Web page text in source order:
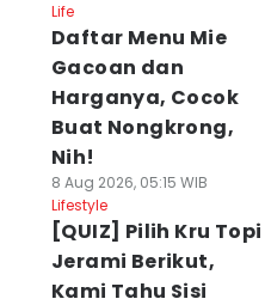
Life
Daftar Menu Mie
Gacoan dan
Harganya, Cocok
Buat Nongkrong,
Nih!
8 Aug 2026, 05:15 WIB
Lifestyle
[QUIZ] Pilih Kru Topi
Jerami Berikut,
Kami Tahu Sisi